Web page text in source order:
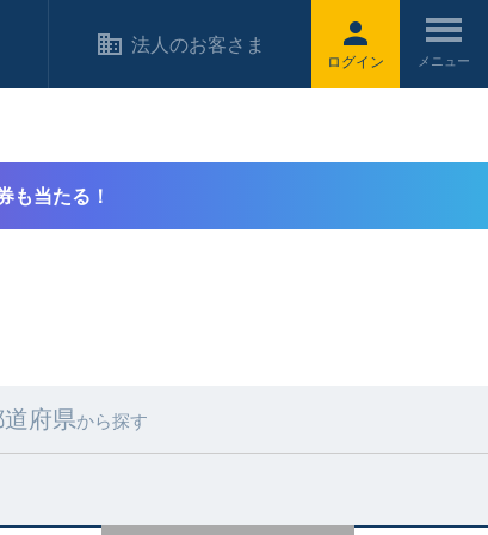
ログイン
法人のお客さま
も当たる！
府県から探す